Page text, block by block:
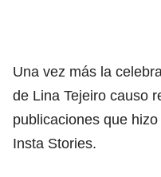
Una vez más la
de Lina Tejeiro causo
publicaciones que
Insta Stories.